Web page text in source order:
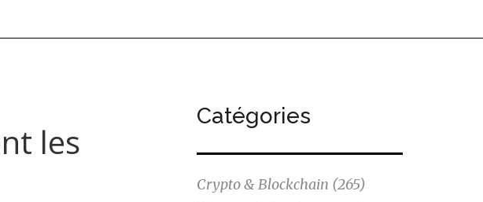
les
Catégories
Crypto & Blockchain (265)